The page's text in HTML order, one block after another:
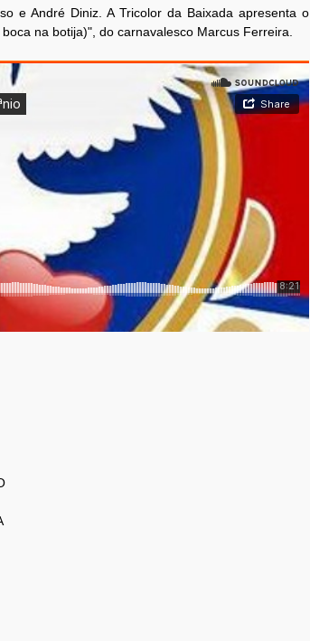
e André Diniz. A Tricolor da Baixada apresenta o
na botija)", do carnavalesco Marcus Ferreira.